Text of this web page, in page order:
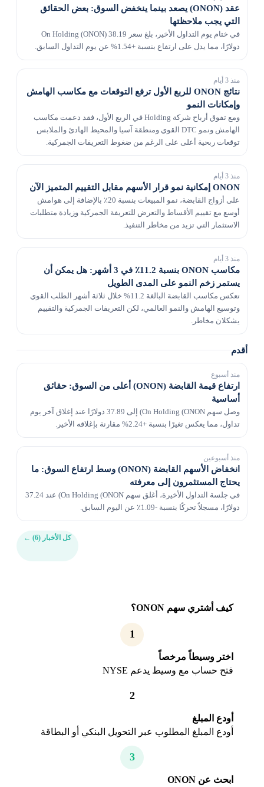
عقد (ONON) يصعد بينما ينخفض ​​السوق: بعض الحقائق
التي يجب ملاحظتها
في ختام يوم التداول الأخير، بلغ سعر On Holding (ONON) 38.19
دولارًا، مما يدل على ارتفاع بنسبة +1.54% عن يوم التداول السابق.
منذ 3 أيام
نتائج ONON للربع الأول ترفع التوقعات مع مكاسب الهامش
وإمكانات النمو
ومع تفوق أرباح شركة Holding في الربع الأول، فقد دعمت مكاسب
الهامش ونمو DTC القوي ومنطقة آسيا والمحيط الهادئ والملابس
توقعات ربحية أعلى على الرغم من ضغوط التعريفات الجمركية.
منذ 3 أيام
ONON إمكانية نمو قرار الأسهم مقابل التقييم المتميز الآن
على أزواج القابضة، نمو المبيعات بنسبة 20٪ بالإضافة إلى هوامش
أوسع مع تقييم الأقساط والتعرض للتعريفة الجمركية وزيادة متطلبات
الاستثمار التي تزيد من مخاطر التنفيذ.
منذ 3 أيام
مكاسب ONON بنسبة 11.2٪ في 3 أشهر: هل يمكن أن
يستمر زخم النمو على المدى الطويل
تعكس مكاسب القابضة البالغة 11.2% خلال ثلاثة أشهر الطلب القوي
وتوسيع الهامش والنمو العالمي، لكن التعريفات الجمركية والتقييم
يشكلان مخاطر.
أقدم
منذ أسبوع
ارتفاع قيمة القابضة (ONON) أعلى من السوق: حقائق
أساسية
وصل سهم On Holding (ONON) إلى 37.89 دولارًا عند إغلاق آخر يوم
تداول، مما يعكس تغيرًا بنسبة +2.24% مقارنة بإغلاقه الأخير.
منذ أسبوعين
انخفاض الأسهم القابضة (ONON) وسط ارتفاع السوق: ما
يحتاج المستثمرون إلى معرفته
في جلسة التداول الأخيرة، أغلق سهم On Holding (ONON) عند 37.24
دولارًا، مسجلاً تحركًا بنسبة -1.09٪ عن اليوم السابق.
كل الأخبار (6) ←
كيف أشتري سهم ONON؟
1
اختر وسيطاً مرخصاً
فتح حساب مع وسيط يدعم NYSE
2
أودع المبلغ
أودع المبلغ المطلوب عبر التحويل البنكي أو البطاقة
3
ابحث عن ONON